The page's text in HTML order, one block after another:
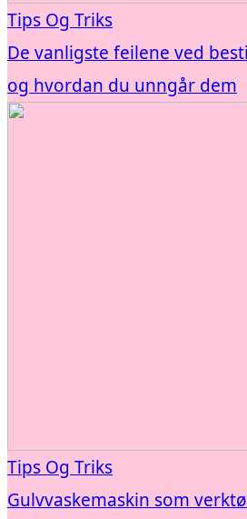
Tips Og Triks
De vanligste feilene ved
og hvordan du unngår dem
Tips Og Triks
Gulvvaskemaskin som